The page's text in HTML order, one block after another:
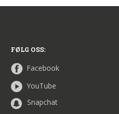
FØLG OSS:
Facebook
YouTube
Snapchat